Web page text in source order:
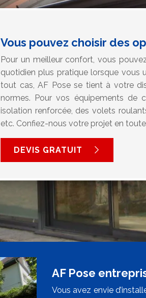
Vous pouvez choisir des
Pour un meilleur confort, vous
quotidien plus pratique lorsque vous
tout cas, AF Pose se tient à votre
normes. Pour vos équipements de
isolation renforcée, des volets
etc. Confiez-nous votre projet en
DEVIS GRATUIT
AF Pose
Vous avez envie